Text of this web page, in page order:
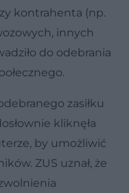
kontrahenta (np.
innych
do odebrania
zasiłku
kliknęła
by umożliwić
ZUS uznał, że